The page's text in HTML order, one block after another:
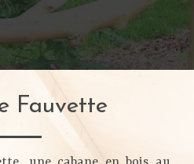
Fauvette